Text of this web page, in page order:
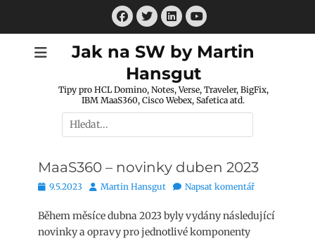
Facebook
Twitter
LinkedIn
Youtube
Jak na SW by Martin
Hansgut
Tipy pro HCL Domino, Notes, Verse, Traveler, BigFix,
IBM MaaS360, Cisco Webex, Safetica atd.
Hledat:
MaaS360 – novinky duben 2023
Publikováno
9.5.2023 AutorMartin Hansgut Napsat komentář
Během měsíce dubna 2023 byly vydány následující
novinky a opravy pro jednotlivé komponenty